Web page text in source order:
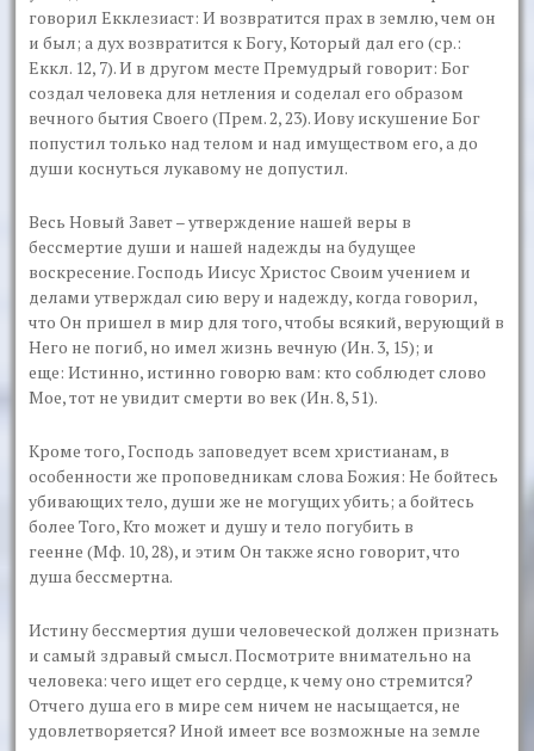
говорил Екклезиаст: И возвратится прах в землю, чем он
и был; а дух возвратится к Богу, Который дал его (ср.:
Еккл. 12, 7). И в другом месте Премудрый говорит: Бог
создал человека для нетления и соделал его образом
вечного бытия Своего (Прем. 2, 23). Иову искушение Бог
попустил только над телом и над имуществом его, а до
души коснуться лукавому не допустил.
Весь Новый Завет – утверждение нашей веры в
бессмертие души и нашей надежды на будущее
воскресение. Господь Иисус Христос Своим учением и
делами утверждал сию веру и надежду, когда говорил,
что Он пришел в мир для того, чтобы всякий, верующий в
Него не погиб, но имел жизнь вечную (Ин. 3, 15); и
еще: Истинно, истинно говорю вам: кто соблюдет слово
Мое, тот не увидит смерти во век (Ин. 8, 51).
Кроме того, Господь заповедует всем христианам, в
особенности же проповедникам слова Божия: Не бойтесь
убивающих тело, души же не могущих убить; а бойтесь
более Того, Кто может и душу и тело погубить в
геенне (Мф. 10, 28), и этим Он также ясно говорит, что
душа бессмертна.
Истину бессмертия души человеческой должен признать
и самый здравый смысл. Посмотрите внимательно на
человека: чего ищет его сердце, к чему оно стремится?
Отчего душа его в мире сем ничем не насыщается, не
удовлетворяется? Иной имеет все возможные на земле